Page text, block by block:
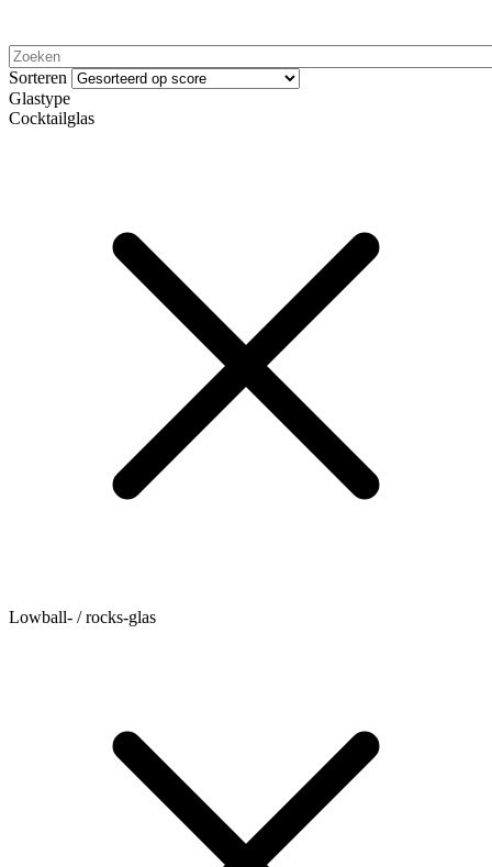
Sorteren
Glastype
Cocktailglas
Lowball- / rocks-glas